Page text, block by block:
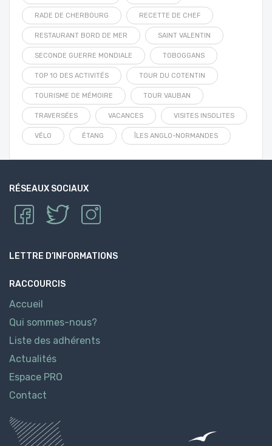
RADE DE CHERBOURG RECETTE DE CHEF
RESTAURANT BORD DE MER SAINT VALENTIN
SECONDE GUERRE MONDIALE TOBOGGANS
TOP 10 DES ACTIVITÉS TOUR DU COTENTIN
TOURISME DE MÉMOIRE TOUR VAUBAN
TRAVERSÉES VACANCES VISITES INSOLITES
VÉLO ÉTANG ÎLES ANGLO-NORMANDES
RÉSEAUX SOCIAUX
LETTRE D’INFORMATIONS
RACCOURCIS
Accueil
Qui sommes-nous?
Liste des adhérents
Actualités
Espace PRO
Contact